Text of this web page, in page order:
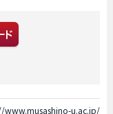
www.musashino-u.ac.jp/